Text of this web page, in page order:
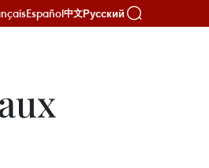
Español中文Русский